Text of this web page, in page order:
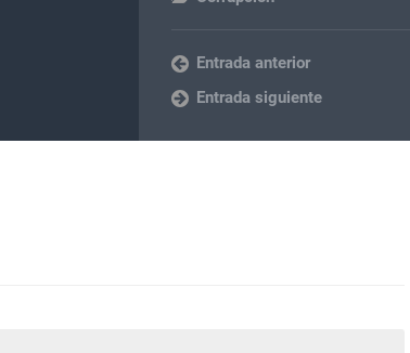
Entrada anterior
Entrada siguiente